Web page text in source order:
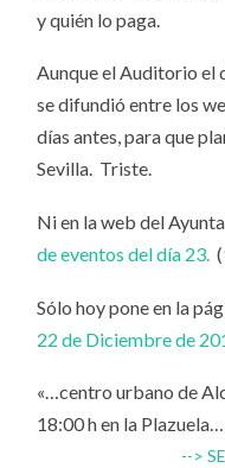
y quién lo paga.
Aunque el Auditorio el
se difundió entre los
días antes, para que
Sevilla. Triste.
Ni en la web del
de eventos del día 23.
Sólo hoy pone en la
22 de Diciembre de
«…centro urbano de
18:00 h en la
-->